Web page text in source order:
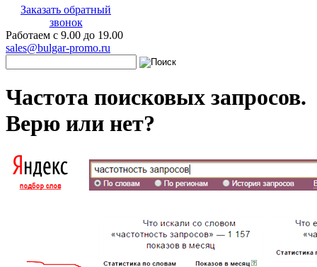
Заказать обратный
звонок
Работаем с 9.00 до 19.00
sales@bulgar-promo.ru
Частота поисковых запросов.
Верю или нет?